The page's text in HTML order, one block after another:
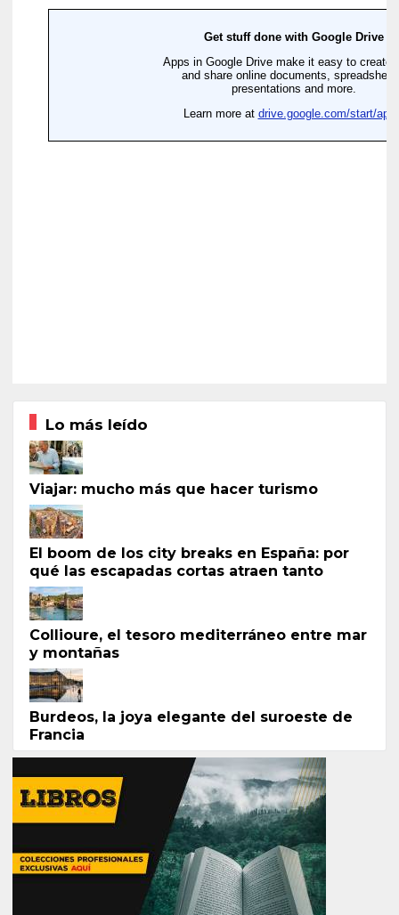
Lo más leído
Viajar: mucho más que hacer turismo
El boom de los city breaks en España: por
qué las escapadas cortas atraen tanto
Collioure, el tesoro mediterráneo entre mar
y montañas
Burdeos, la joya elegante del suroeste de
Francia